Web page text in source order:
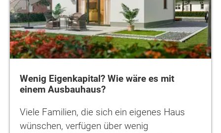
Wenig Eigenkapital? Wie wäre es mit
einem Ausbauhaus?
Viele Familien, die sich ein eigenes Haus
wünschen, verfügen über wenig